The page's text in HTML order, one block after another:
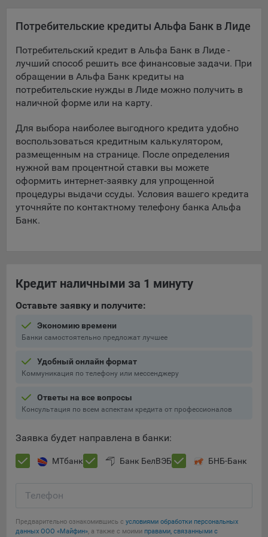
пользователей с сайтом.
контента. Данные файлы cookie собирают информацию о
выборе пользователя на сайте и его предпочтениях и
позволяют Обществу «запомнить» информацию о
выбранном пользователем городе и других местных
настройках для того, чтобы соответствующим образом
9.4. Аналитические файлы cookie, например
Яндекс.Метрика, Google Analytics. Данные файлы cookie
собирают информацию о том, как пользователь
использовал сайты, и позволяют Обществу вносить в них
улучшения.
Аналитические файлы cookie показывают, какие страницы
сайта Общества посещаются чаще всего, помогают
сайта в целом. Общество использует информацию для
анализа трафика на сайтах.
9.5. Файлы cookie, применяемые для определения целевой
аудитории и в рекламных целях, например Яндекс.Метрика,
Технические/Функциональные, хранятся не более года;
платформ «Google Analytics», «Яндекс.Метрика»
(статистические), установлены на сервере Общества и не
время пользования сайтом;
Остальные - не более года.
определять предпочтения пользователей сайта, в том числе
меры по совершенствованию работы сайта исходя из
предпочтений пользователей.
Сохранить мои изменения
Потребительские кредиты Альфа Банк в Лиде
Потребительский кредит в Альфа Банк в Лиде -
лучший способ решить все финансовые задачи. При
обращении в Альфа Банк кредиты на
потребительские нужды в Лиде можно получить в
наличной форме или на карту.
Для выбора наиболее выгодного кредита удобно
воспользоваться кредитным калькулятором,
размещенным на странице. После определения
нужной вам процентной ставки вы можете
оформить интернет-заявку для упрощенной
процедуры выдачи ссуды. Условия вашего кредита
уточняйте по контактному телефону банка Альфа
Банк.
Кредит наличными за 1 минуту
Оставьте заявку и получите:
Экономию времени
Банки самостоятельно предложат лучшее
Удобный онлайн формат
Коммуникация по телефону или мессенджеру
Ответы на все вопросы
Консультация по всем аспектам кредита от профессионалов
Заявка будет направлена в банки:
МТбанк Банк БелВЭБ БНБ-Банк
Телефон
Предварительно ознакомившись с условиями обработки персональных
данных ООО «Майфин», а также с моими правами, связанными с